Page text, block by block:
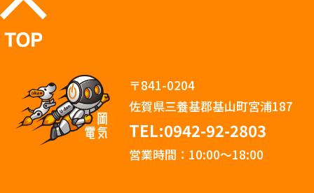
〒841-0204
佐賀県三養基郡基山町宮浦187
TEL:0942-92-2803
営業時間：10:00〜18:00